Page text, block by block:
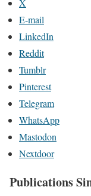
X
E-mail
LinkedIn
Reddit
Tumblr
Pinterest
Telegram
WhatsApp
Mastodon
Nextdoor
Publications